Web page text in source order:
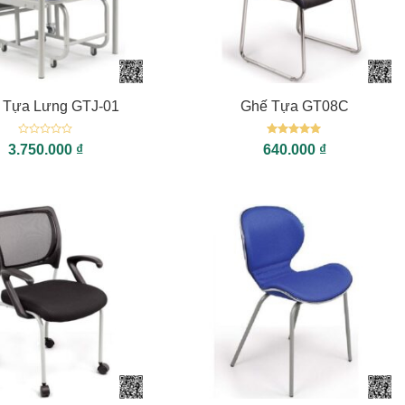
Tựa Lưng GTJ-01
Được
xếp
3.750.000 ₫
Ghế Tựa GT08C
Được xếp
hạng55
640.000 ₫